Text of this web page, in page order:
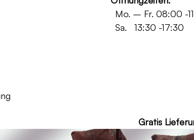
– Fr. 08:00 -11:30 –
13:30 -17:30
Süd/ZH
18 28
für